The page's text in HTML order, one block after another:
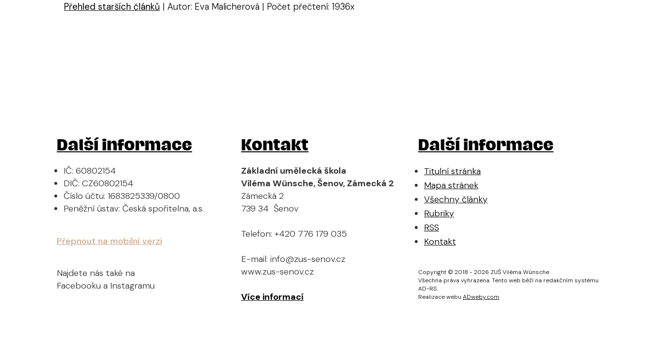
Přehled starších článků | Autor: Eva Malicherová | Počet přečtení: 1936x
Další informace
IČ: 60802154
DIČ: CZ60802154
Číslo účtu: 1683825339/0800
Peněžní ústav: Česká spořitelna, a.s.
Přepnout na mobilní verzi
Najdete nás také na
Facebooku a Instagramu
Kontakt
Základní umělecká škola
Viléma Wünsche, Šenov, Zámecká 2
Zámecká 2
739 34 Šenov
Telefon: +420 776 179 035
E-mail: info@zus-senov.cz
www.zus-senov.cz
Více informací
Další informace
Titulní stránka
Mapa stránek
Všechny články
Rubriky
RSS
Kontakt
Copyright © 2018 - 2026 ZUŠ Viléma Wünsche
Všechna práva vyhrazena. Tento web běží na redakčním systému
AD-RS.
Realizace webu ADweby.com.